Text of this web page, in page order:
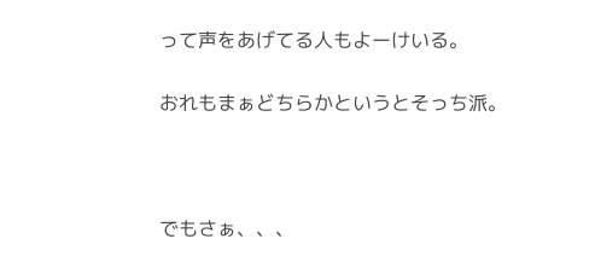
って声をあげてる人もよーけいる。
おれもまぁどちらかというとそっち派。
でもさぁ、、、